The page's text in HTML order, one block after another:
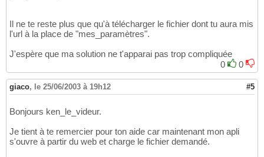
Il ne te reste plus que qu'à télécharger le fichier dont tu aura mis
l'url à la place de "mes_paramètres".
J'espère que ma solution ne t'apparai pas trop compliquée
0
0
giaco, le 25/06/2003 à 19h12 #5
Bonjours ken_le_videur.
Je tient à te remercier pour ton aide car maintenant mon apli
s'ouvre à partir du web et charge le fichier demandé.